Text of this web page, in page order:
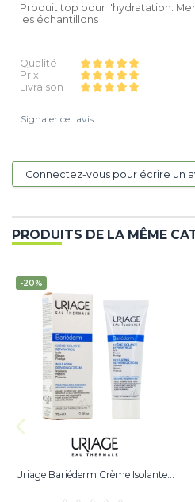
Produit top pour l'hydratation.
les échantillons
Qualité
Prix
Livraison
Signaler cet avis
Connectez-vous pour écrire un
PRODUITS DE LA MÊME
-20%
Uriage Bariéderm Crème Isolante...